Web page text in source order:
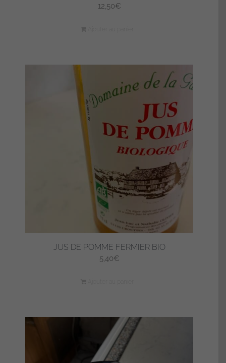
12,50€
JUS DE POMME FERMIER BIO
5,40€